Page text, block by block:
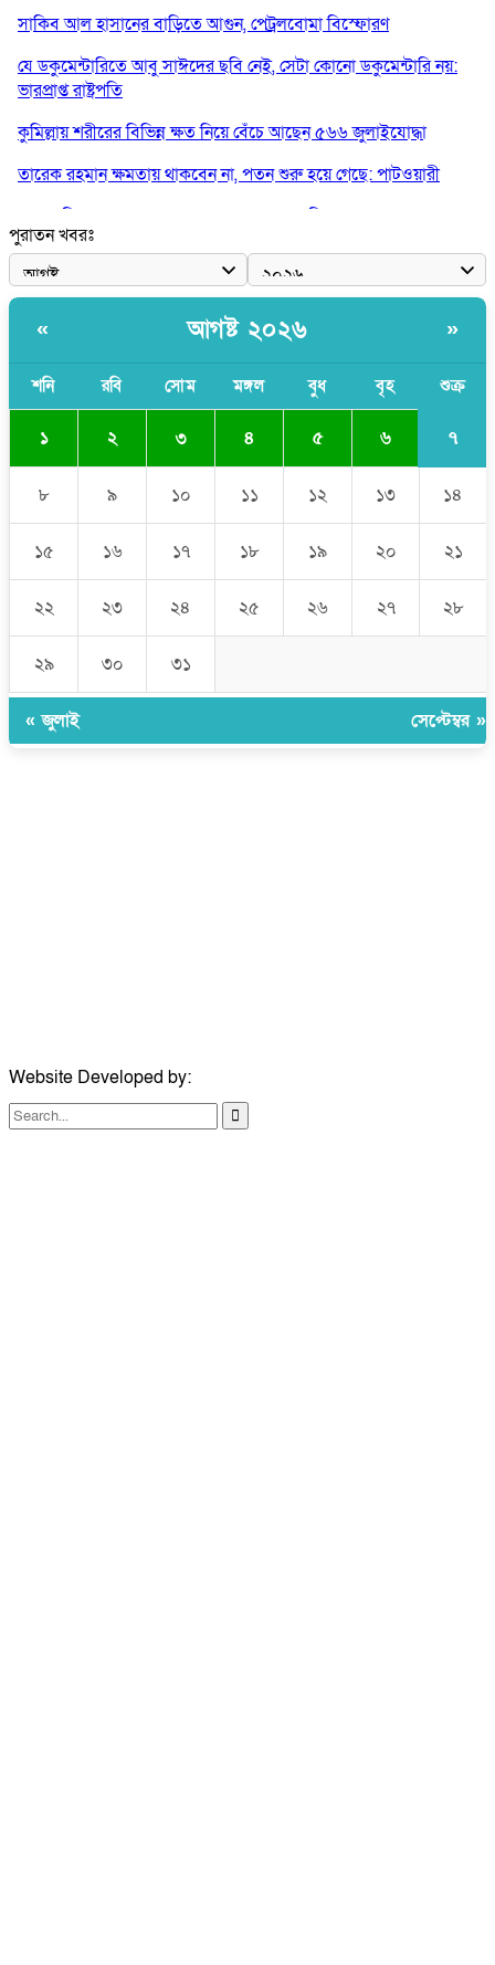
সাকিব আল হাসানের বাড়িতে আগুন, পেট্রলবোমা বিস্ফোরণ
যে ডকুমেন্টারিতে আবু সাঈদের ছবি নেই, সেটা কোনো ডকুমেন্টারি নয়:
ভারপ্রাপ্ত রাষ্ট্রপতি
কুমিল্লায় শরীরের বিভিন্ন ক্ষত নিয়ে বেঁচে আছেন ৫৬৬ জুলাইযোদ্ধা
তারেক রহমান ক্ষমতায় থাকবেন না, পতন শুরু হয়ে গেছে: পাটওয়ারী
শেখ হাসিনাকে আর রাখতে চাচ্ছে না ভারত: আসিফ মাহমুদ
জুলাই কোনো শ্রেণি বা গোষ্ঠীর নয়, এটি সর্বস্তরের মানুষের: ড. ইউনূস
আলিয়া মাদ্রাসায় ছাত্রদল-শিবির সংঘর্ষ, হাতে পাইপ মাথায় হেলমেট পড়ে
মাঠে যুবদল নেতা নয়ন
পুরাতন খবরঃ
« আগষ্ট ২০২৬ »
শনি রবি সোম মঙ্গল বুধ বৃহ শুক্র
১ ২ ৩ ৪ ৫ ৬ ৭
৮ ৯ ১০ ১১ ১২ ১৩ ১৪
১৫ ১৬ ১৭ ১৮ ১৯ ২০ ২১
২২ ২৩ ২৪ ২৫ ২৬ ২৭ ২৮
২৯ ৩০ ৩১
« জুলাই সেপ্টেম্বর »
Website Developed by: